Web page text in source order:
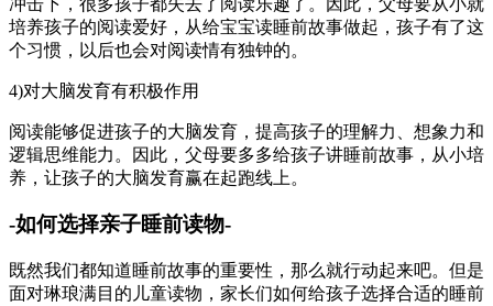
培养孩子的阅读爱好，从给宝宝读睡前故事做起，孩子有了这
个习惯，以后也会对阅读情有独钟的。
4)对大脑发育有积极作用
阅读能够促进孩子的大脑发育，提高孩子的理解力、想象力和
逻辑思维能力。因此，父母要多多给孩子讲睡前故事，从小培
养，让孩子的大脑发育赢在起跑线上。
-如何选择亲子睡前读物-
既然我们都知道睡前故事的重要性，那么就行动起来吧。但是
面对琳琅满目的儿童读物，家长们如何给孩子选择合适的睡前